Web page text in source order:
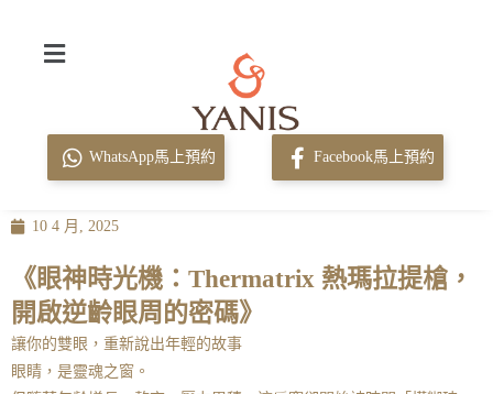
WhatsApp馬上預約 Facebook馬上預約
10 4 月, 2025
《眼神時光機：Thermatrix 熱瑪拉提槍，
開啟逆齡眼周的密碼》
讓你的雙眼，重新說出年輕的故事
眼睛，是靈魂之窗。